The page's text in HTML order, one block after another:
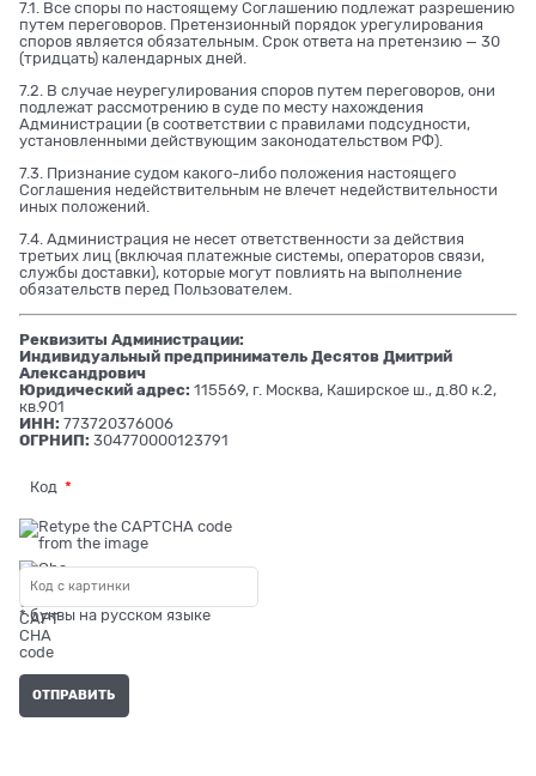
7.1. Все споры по настоящему Соглашению подлежат разрешению
путем переговоров. Претензионный порядок урегулирования
споров является обязательным. Срок ответа на претензию — 30
(тридцать) календарных дней.
7.2. В случае неурегулирования споров путем переговоров, они
подлежат рассмотрению в суде по месту нахождения
Администрации (в соответствии с правилами подсудности,
установленными действующим законодательством РФ).
7.3. Признание судом какого-либо положения настоящего
Соглашения недействительным не влечет недействительности
иных положений.
7.4. Администрация не несет ответственности за действия
третьих лиц (включая платежные системы, операторов связи,
службы доставки), которые могут повлиять на выполнение
обязательств перед Пользователем.
Реквизиты Администрации:
Индивидуальный предприниматель Десятов Дмитрий
Александрович
Юридический адрес: 115569, г. Москва, Каширское ш., д.80 к.2,
кв.901
ИНН: 773720376006
ОГРНИП: 304770000123791
Код
* буквы на русском языке